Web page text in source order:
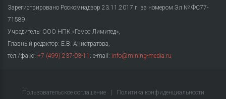
Зарегистрировано Роскомнадзор 23.11.2017 г. за номером Эл № ФС77-
71589
Учредитель: ООО НПК «Гемос Лимитед»,
Главный редактор: Е.В. Анистратова,
тел./факс: +7 (499) 237-03-11 ; e-mail: info@mining-media.ru
Пользовательское соглашение Политика конфиденциальности